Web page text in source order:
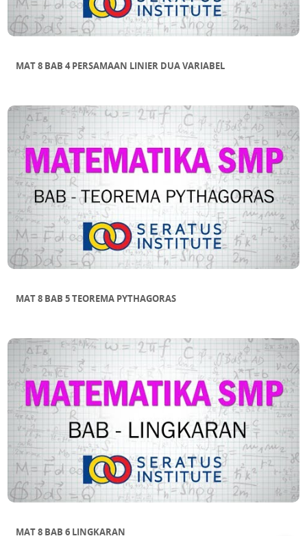
MAT 8 BAB 4 PERSAMAAN LINIER DUA VARIABEL
MAT 8 BAB 5 TEOREMA PYTHAGORAS
MAT 8 BAB 6 LINGKARAN